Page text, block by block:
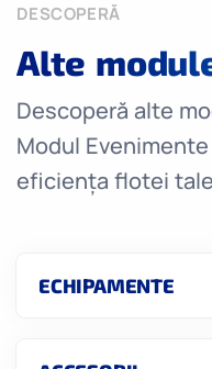
DESCOPERĂ
Alte
Descoperă alte
Modul
eficiența flotei
ECHIPAMENTE